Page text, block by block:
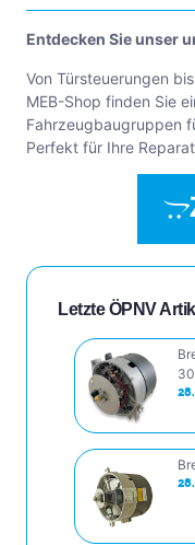
Entdecken Sie unser
Von Türsteuerungen
MEB-Shop finden Sie
Fahrzeugbaugruppen
Perfekt für Ihre
Letzte ÖPNV